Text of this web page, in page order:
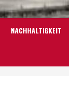
NACHHALTIGKEIT